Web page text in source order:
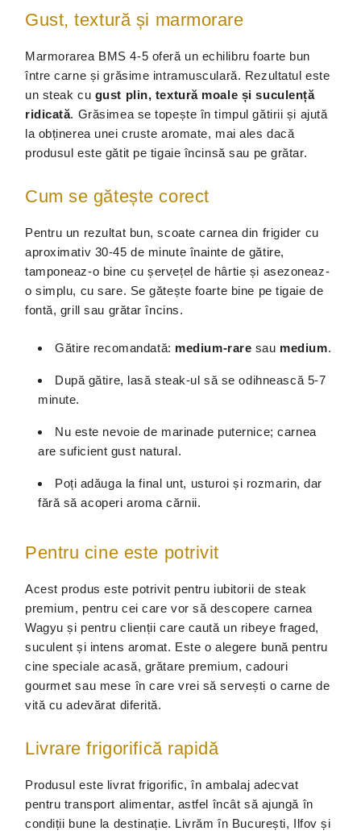
Gust, textură și marmorare
Marmorarea BMS 4-5 oferă un echilibru foarte bun
între carne și grăsime intramusculară. Rezultatul este
un steak cu gust plin, textură moale și suculență
ridicată. Grăsimea se topește în timpul gătirii și ajută
la obținerea unei cruste aromate, mai ales dacă
produsul este gătit pe tigaie încinsă sau pe grătar.
Cum se gătește corect
Pentru un rezultat bun, scoate carnea din frigider cu
aproximativ 30-45 de minute înainte de gătire,
tamponeaz-o bine cu șervețel de hârtie și asezoneaz-
o simplu, cu sare. Se gătește foarte bine pe tigaie de
fontă, grill sau grătar încins.
Gătire recomandată: medium-rare sau medium.
După gătire, lasă steak-ul să se odihnească 5-7
minute.
Nu este nevoie de marinade puternice; carnea
are suficient gust natural.
Poți adăuga la final unt, usturoi și rozmarin, dar
fără să acoperi aroma cărnii.
Pentru cine este potrivit
Acest produs este potrivit pentru iubitorii de steak
premium, pentru cei care vor să descopere carnea
Wagyu și pentru clienții care caută un ribeye fraged,
suculent și intens aromat. Este o alegere bună pentru
cine speciale acasă, grătare premium, cadouri
gourmet sau mese în care vrei să servești o carne de
vită cu adevărat diferită.
Livrare frigorifică rapidă
Produsul este livrat frigorific, în ambalaj adecvat
pentru transport alimentar, astfel încât să ajungă în
condiții bune la destinație. Livrăm în București, Ilfov și